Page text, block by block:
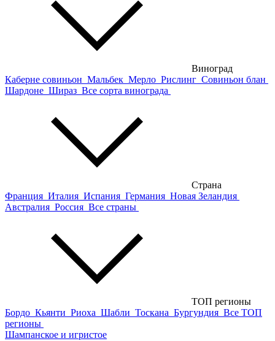
Виноград
Каберне совиньон Мальбек Мерло Рислинг Совиньон блан
Шардоне Шираз Все сорта винограда
Страна
Франция Италия Испания Германия Новая Зеландия
Австралия Россия Все страны
ТОП регионы
Бордо Кьянти Риоха Шабли Тоскана Бургундия Все ТОП
регионы
Шампанское и игристое